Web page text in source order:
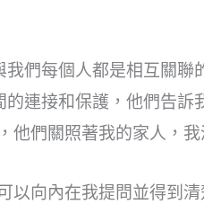
們每個人都是相互關聯
連接和保護，他們告訴
他們關照著我的家人，我
向內在我提問並得到清